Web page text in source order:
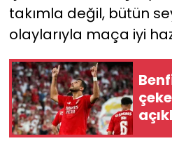
takımla değil, bütün
olaylarıyla maça iyi